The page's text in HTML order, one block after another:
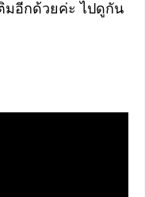
มอีกด้วยค่ะ ไปดูกัน